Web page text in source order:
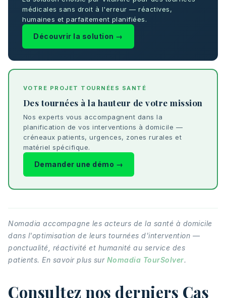
médicales sans droit à l'erreur — réactives,
humaines et parfaitement planifiées.
Découvrir la solution →
VOTRE PROJET TOURNÉES SANTÉ
Des tournées à la hauteur de votre mission
Nos experts vous accompagnent dans la
planification de vos interventions à domicile —
créneaux patients, urgences, zones rurales et
matériel spécifique.
Demander une démo →
Nomadia accompagne les acteurs de la santé à domicile
dans l'optimisation de leurs tournées d'intervention —
ponctualité, réactivité et humanité au service des
patients. En savoir plus sur Nomadia TourSolver.
Consultez nos derniers Cas